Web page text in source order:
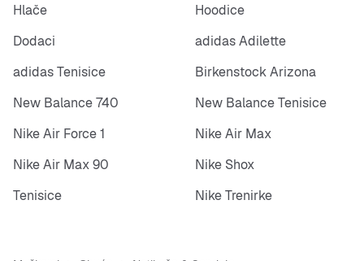
Hlače
Hoodice
Dodaci
adidas Adilette
adidas Tenisice
Birkenstock Arizona
New Balance 740
New Balance Tenisice
Nike Air Force 1
Nike Air Max
Nike Air Max 90
Nike Shox
Tenisice
Nike Trenirke